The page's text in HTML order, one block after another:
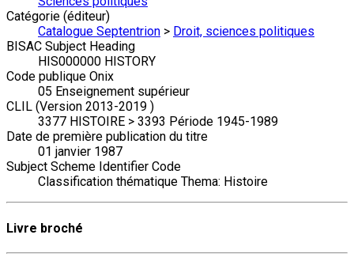
Catégorie (éditeur)
Catalogue Septentrion > Droit, sciences politiques
BISAC Subject Heading
HIS000000 HISTORY
Code publique Onix
05 Enseignement supérieur
CLIL (Version 2013-2019 )
3377 HISTOIRE > 3393 Période 1945-1989
Date de première publication du titre
01 janvier 1987
Subject Scheme Identifier Code
Classification thématique Thema: Histoire
Livre broché